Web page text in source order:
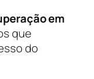
em
que
do